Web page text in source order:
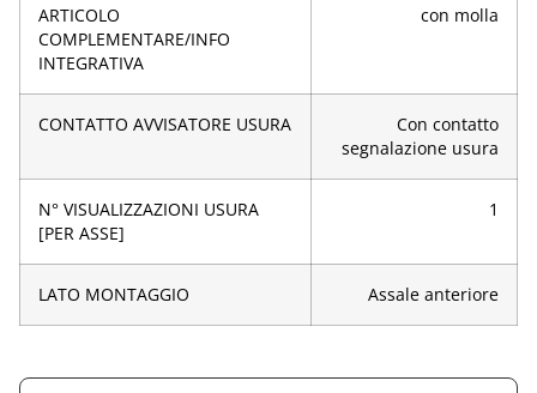
ARTICOLO
COMPLEMENTARE/INFO
INTEGRATIVA
con molla
CONTATTO AVVISATORE USURA
Con contatto
segnalazione usura
N° VISUALIZZAZIONI USURA
[PER ASSE]
1
LATO MONTAGGIO Assale anteriore